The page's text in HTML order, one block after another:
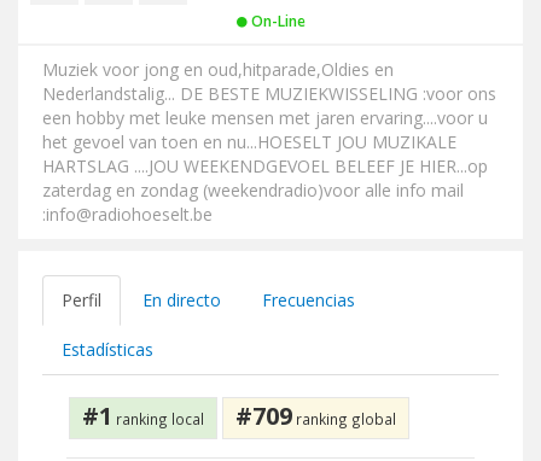
On-Line
Muziek voor jong en oud,hitparade,Oldies en
Nederlandstalig... DE BESTE MUZIEKWISSELING :voor ons
een hobby met leuke mensen met jaren ervaring....voor u
het gevoel van toen en nu...HOESELT JOU MUZIKALE
HARTSLAG ....JOU WEEKENDGEVOEL BELEEF JE HIER...op
zaterdag en zondag (weekendradio)voor alle info mail
:info@radiohoeselt.be
Perfil En directo Frecuencias
Estadísticas
#1 ranking local #709 ranking global